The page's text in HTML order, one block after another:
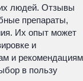
людей. Отзывы
препараты,
Их опыт может
и
и рекомендациям
в пользу